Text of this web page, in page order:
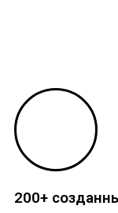
200+